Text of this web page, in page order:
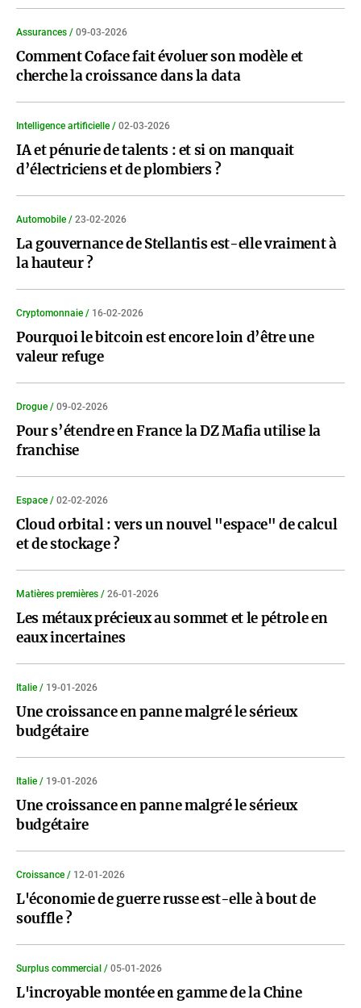
Assurances / 09-03-2026
Comment Coface fait évoluer son modèle et
cherche la croissance dans la data
Intelligence artificielle / 02-03-2026
IA et pénurie de talents : et si on manquait
d’électriciens et de plombiers ?
Automobile / 23-02-2026
La gouvernance de Stellantis est-elle vraiment à
la hauteur ?
Cryptomonnaie / 16-02-2026
Pourquoi le bitcoin est encore loin d’être une
valeur refuge
Drogue / 09-02-2026
Pour s’étendre en France la DZ Mafia utilise la
franchise
Espace / 02-02-2026
Cloud orbital : vers un nouvel "espace" de calcul
et de stockage ?
Matières premières / 26-01-2026
Les métaux précieux au sommet et le pétrole en
eaux incertaines
Italie / 19-01-2026
Une croissance en panne malgré le sérieux
budgétaire
Italie / 19-01-2026
Une croissance en panne malgré le sérieux
budgétaire
Croissance / 12-01-2026
L'économie de guerre russe est-elle à bout de
souffle ?
Surplus commercial / 05-01-2026
L'incroyable montée en gamme de la Chine